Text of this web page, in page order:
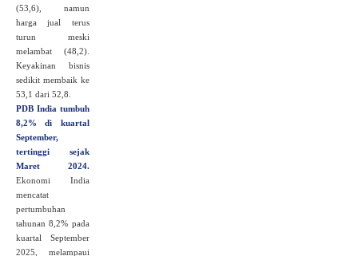
(53,6), namun
harga jual terus
turun meski
melambat (48,2).
Keyakinan bisnis
sedikit membaik ke
53,1 dari 52,8.
PDB India tumbuh
8,2% di kuartal
September,
tertinggi sejak
Maret 2024.
Ekonomi India
mencatat
pertumbuhan
tahunan 8,2% pada
kuartal September
2025, melampaui